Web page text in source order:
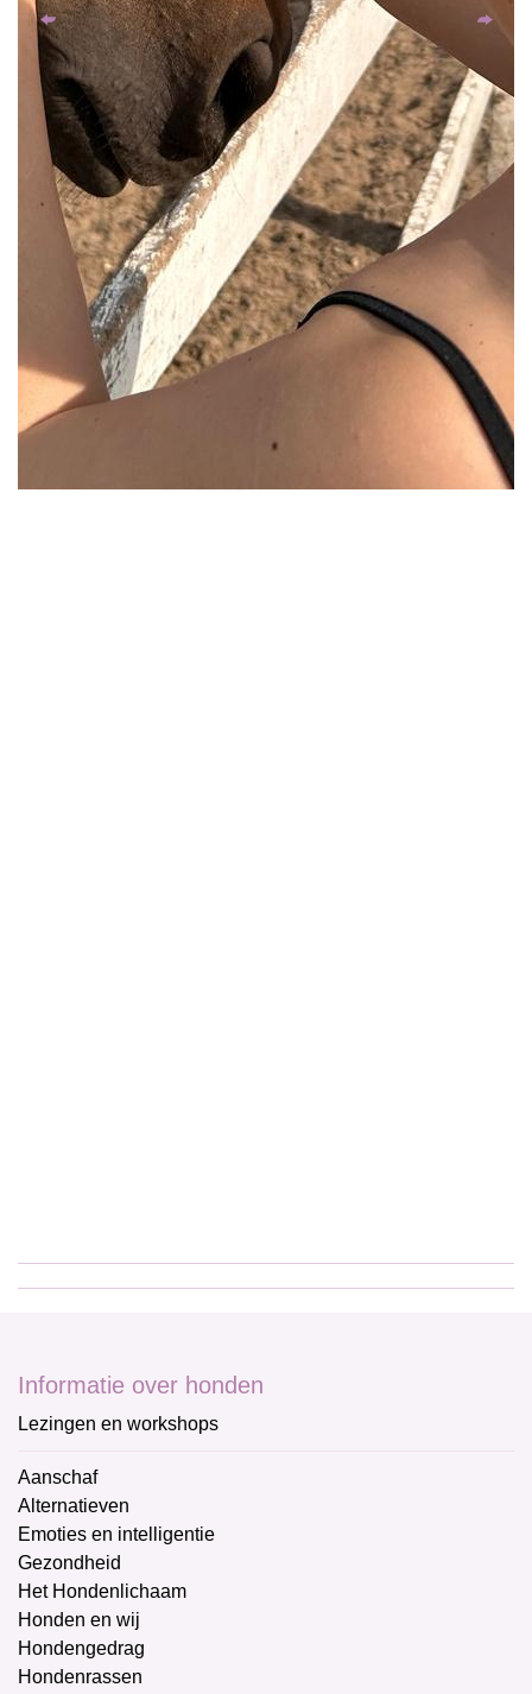
Informatie over honden
Lezingen en workshops
Aanschaf
Alternatieven
Emoties en intelligentie
Gezondheid
Het Hondenlichaam
Honden en wij
Hondengedrag
Hondenrassen